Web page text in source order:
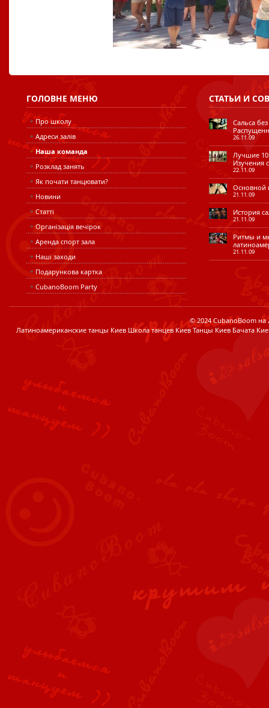
ГОЛОВНЕ МЕНЮ
Про школу
Адреси залів
Наша команда
Розклад занять
Як почати танцювати?
Новини
Статті
Організація вечірок
Аренда спорт зала
Наші заходи
Подарункова картка
CubanoBoom Party
СТАТЬИИ
Сальса
26.11.09
Лучшие 10
Изучения
22.11.09
Основной
21.11.09
История
21.11.09
Ритмы и
21.11.09
© 2024 CubanoBoom на
Латиноамериканские танцы Киев Школа танцев Киев Танцы Киев Бачата